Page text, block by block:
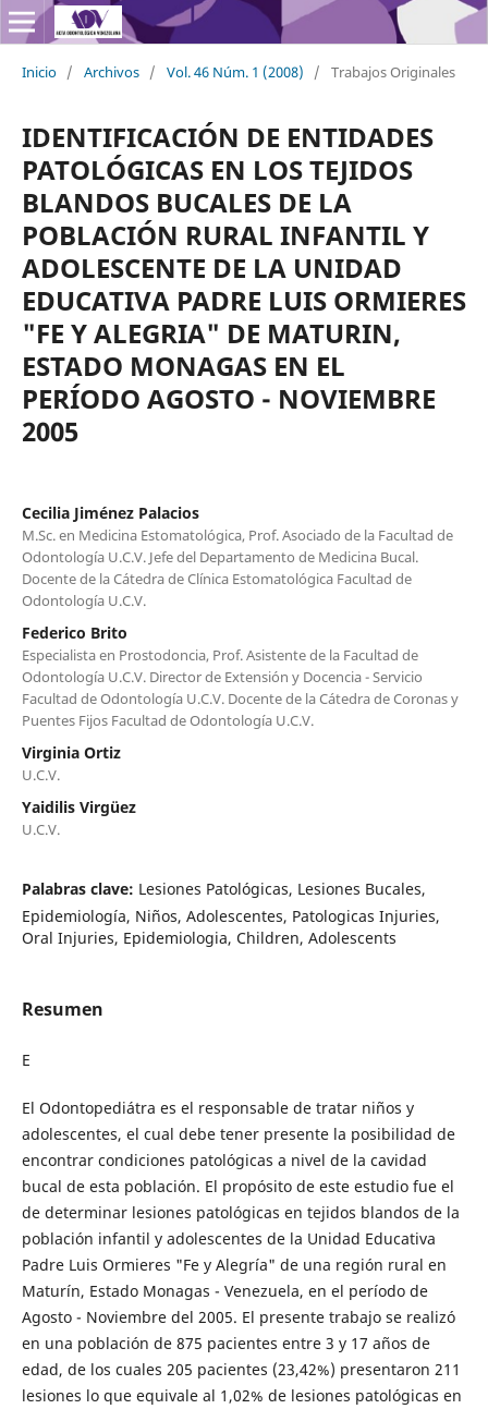
Inicio / Archivos / Vol. 46 Núm. 1 (2008) / Trabajos Originales
IDENTIFICACIÓN DE ENTIDADES
PATOLÓGICAS EN LOS TEJIDOS
BLANDOS BUCALES DE LA
POBLACIÓN RURAL INFANTIL Y
ADOLESCENTE DE LA UNIDAD
EDUCATIVA PADRE LUIS ORMIERES
"FE Y ALEGRIA" DE MATURIN,
ESTADO MONAGAS EN EL
PERÍODO AGOSTO - NOVIEMBRE
2005
Cecilia Jiménez Palacios
M.Sc. en Medicina Estomatológica, Prof. Asociado de la Facultad de
Odontología U.C.V. Jefe del Departamento de Medicina Bucal.
Docente de la Cátedra de Clínica Estomatológica Facultad de
Odontología U.C.V.
Federico Brito
Especialista en Prostodoncia, Prof. Asistente de la Facultad de
Odontología U.C.V. Director de Extensión y Docencia - Servicio
Facultad de Odontología U.C.V. Docente de la Cátedra de Coronas y
Puentes Fijos Facultad de Odontología U.C.V.
Virginia Ortiz
U.C.V.
Yaidilis Virgüez
U.C.V.
Palabras clave: Lesiones Patológicas, Lesiones Bucales,
Epidemiología, Niños, Adolescentes, Patologicas Injuries,
Oral Injuries, Epidemiologia, Children, Adolescents
Resumen
E
El Odontopediátra es el responsable de tratar niños y
adolescentes, el cual debe tener presente la posibilidad de
encontrar condiciones patológicas a nivel de la cavidad
bucal de esta población. El propósito de este estudio fue el
de determinar lesiones patológicas en tejidos blandos de la
población infantil y adolescentes de la Unidad Educativa
Padre Luis Ormieres "Fe y Alegría" de una región rural en
Maturín, Estado Monagas - Venezuela, en el período de
Agosto - Noviembre del 2005. El presente trabajo se realizó
en una población de 875 pacientes entre 3 y 17 años de
edad, de los cuales 205 pacientes (23,42%) presentaron 211
lesiones lo que equivale al 1,02% de lesiones patológicas en